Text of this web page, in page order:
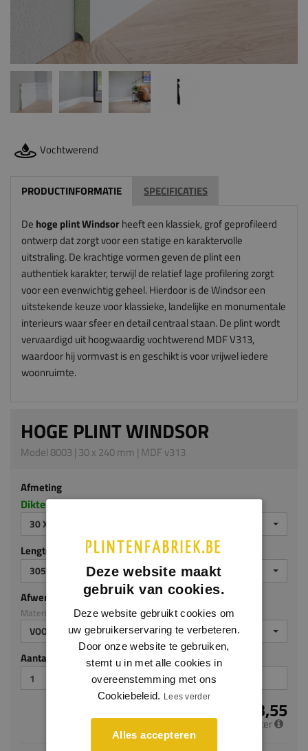
Vochtwerend
PRODUCTINFORMATIE SPECIFICATIES
De hoge plint Windsorheeft een klassiek, grof geprofileerd
ontwerp dat zorgt voor een statige en karaktervolle
uitstraling. De krachtige vormen geven de plint een
authentiek karakter, terwijl de relatief lage profilering zorgt
voor een evenwichtig geheel. Hierdoor is de Windsor een
uitstekende keuze voor klassieke, landelijke en monumentale
interieurs waar sfeer en detail centraal staan. De plint wordt
vervaardigd uit hoogwaardig vochtwerend MDF V313,
waardoor hij vormvast is en geschikt is voor vrijwel iedere
woonruimte.
HOGE PLINT WINDSOR
Model 8003 | 30 x 240 mm | MDF v313
Afmeting
Dikte x hoogte in millimeters
30 X 240 MM
Lengte (mm)
3050
Afwerking
Materiaal: MDF v313
VOORGELAKT
Aantal stuks
€ 23,55
per meter
Deze website maakt
gebruik van cookies.
Deze website gebruikt cookies om
uw gebruikerservaring te verbeteren.
Door onze website te gebruiken,
stemt u in met alle cookies in
overeenstemming met ons
Cookiebeleid. Lees verder
Alles accepteren